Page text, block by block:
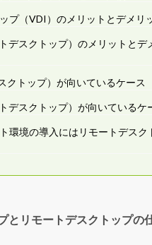
プ（VDI）のメリットとデメリ
デスクトップ）のメリットとデ
クトップ）が向いているケース
デスクトップ）が向いているケ
環境の導入にはリモートデスク
とリモートデスクトップの